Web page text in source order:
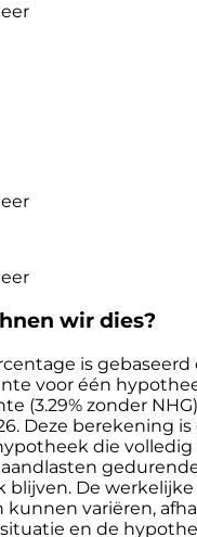
wir dies?
is gebaseerd
voor één
(3.29% zonder
Deze berekening
die volledig
blijven. De
kunnen variëren,
en de